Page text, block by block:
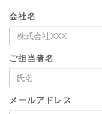
会社名
ご担当者名
メールアドレス